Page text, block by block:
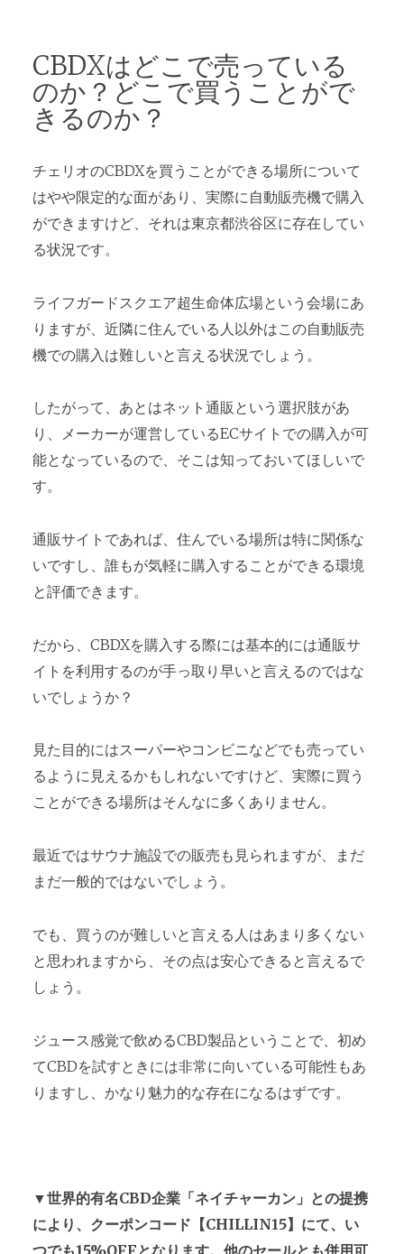
CBDXはどこで売っている
のか？どこで買うことがで
きるのか？
チェリオのCBDXを買うことができる場所について
はやや限定的な面があり、実際に自動販売機で購入
ができますけど、それは東京都渋谷区に存在してい
る状況です。
ライフガードスクエア超生命体広場という会場にあ
りますが、近隣に住んでいる人以外はこの自動販売
機での購入は難しいと言える状況でしょう。
したがって、あとはネット通販という選択肢があ
り、メーカーが運営しているECサイトでの購入が可
能となっているので、そこは知っておいてほしいで
す。
通販サイトであれば、住んでいる場所は特に関係な
いですし、誰もが気軽に購入することができる環境
と評価できます。
だから、CBDXを購入する際には基本的には通販サ
イトを利用するのが手っ取り早いと言えるのではな
いでしょうか？
見た目的にはスーパーやコンビニなどでも売ってい
るように見えるかもしれないですけど、実際に買う
ことができる場所はそんなに多くありません。
最近ではサウナ施設での販売も見られますが、まだ
まだ一般的ではないでしょう。
でも、買うのが難しいと言える人はあまり多くない
と思われますから、その点は安心できると言えるで
しょう。
ジュース感覚で飲めるCBD製品ということで、初め
てCBDを試すときには非常に向いている可能性もあ
りますし、かなり魅力的な存在になるはずです。
▼世界的有名CBD企業「ネイチャーカン」との提携
により、クーポンコード【CHILLIN15】にて、い
つでも15%OFFとなります。他のセールとも併用可